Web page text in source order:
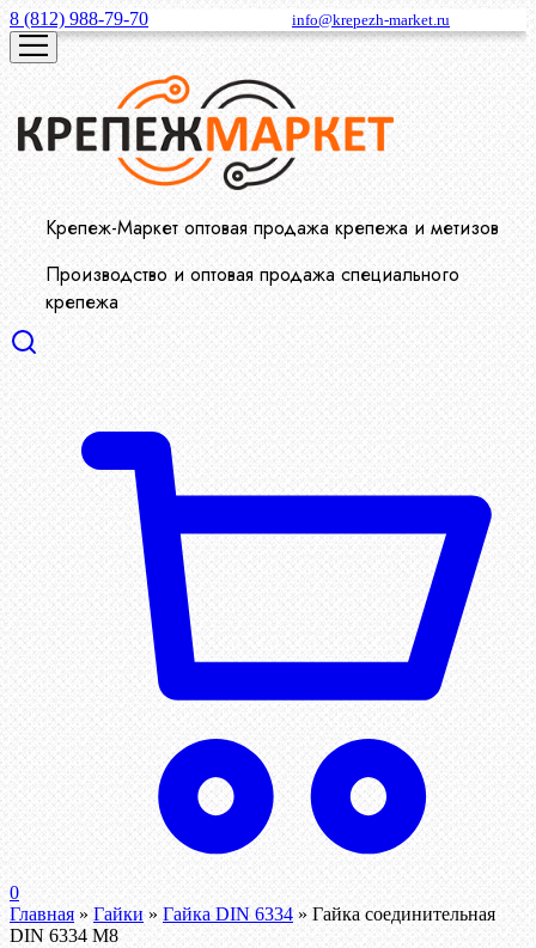
8 (812) 988-79-70 info@krepezh-market.ru
Крепеж-Маркет оптовая продажа крепежа и метизов
Производство и оптовая продажа специального
крепежа
0
Главная » Гайки » Гайка DIN 6334 » Гайка соединительная
DIN 6334 М8